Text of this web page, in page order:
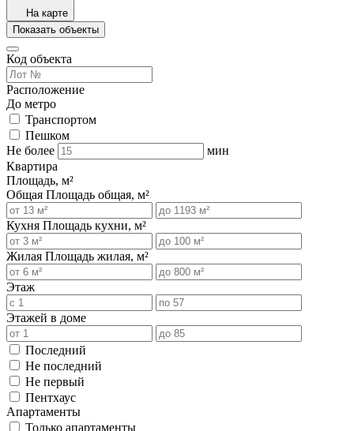
На карте
Показать объекты
Код объекта
Расположение
До метро
Транспортом
Пешком
Не более
мин
Квартира
Площадь, м²
Общая Площадь общая, м²
Кухня Площадь кухни, м²
Жилая Площадь жилая, м²
Этаж
Этажей в доме
Последний
Не последний
Не первый
Пентхаус
Апартаменты
Только апартаменты